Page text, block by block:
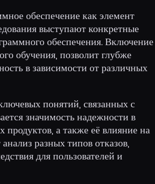
обеспечение как элемент
выступают конкретные
обеспечения. Включение
обучения, позволит глубже
в зависимости от различных
понятий, связанных с
значимость надежности в
а также её влияние на
разных типов отказов,
для пользователей и